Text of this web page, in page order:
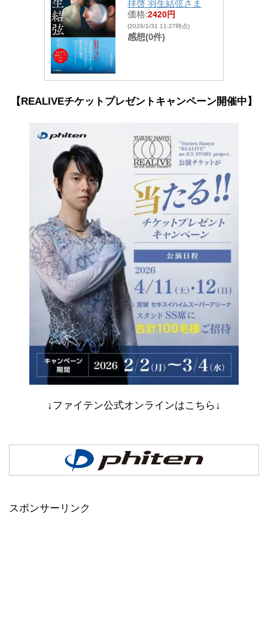
拝啓 羽生結弦さま
価格:2420円
(2026/1/31 11:27時点)
感想(0件)
【REALIVEチケットプレゼントキャンペーン開催中】
↓ファイテン公式オンラインはこちら↓
スポンサーリンク